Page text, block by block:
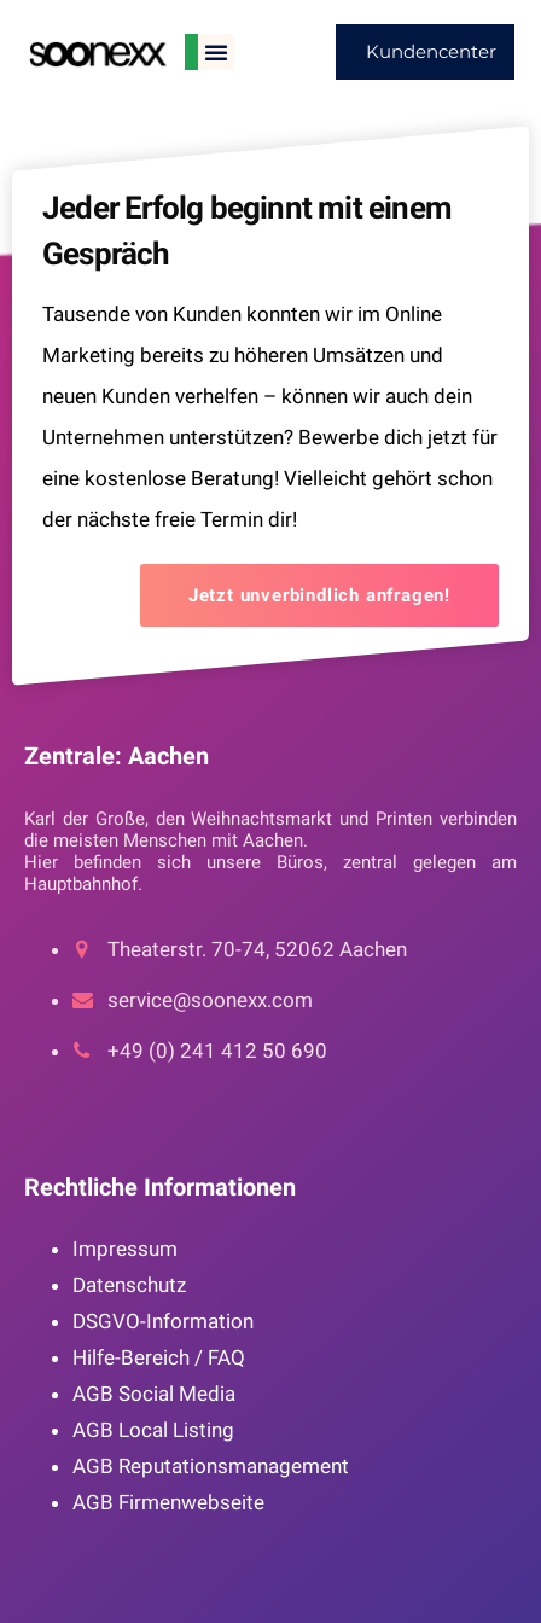
Kundencenter
Jeder Erfolg beginnt mit einem
Gespräch
Tausende von Kunden konnten wir im Online
Marketing bereits zu höheren Umsätzen und
neuen Kunden verhelfen – können wir auch dein
Unternehmen unterstützen? Bewerbe dich jetzt für
eine kostenlose Beratung! Vielleicht gehört schon
der nächste freie Termin dir!
Jetzt unverbindlich anfragen!
Zentrale: Aachen
Karl der Große, den Weihnachtsmarkt und Printen verbinden
die meisten Menschen mit Aachen.
Hier befinden sich unsere Büros, zentral gelegen am
Hauptbahnhof.
Theaterstr. 70-74, 52062 Aachen
service@soonexx.com
+49 (0) 241 412 50 690
Rechtliche Informationen
Impressum
Datenschutz
DSGVO-Information
Hilfe-Bereich / FAQ
AGB Social Media
AGB Local Listing
AGB Reputationsmanagement
AGB Firmenwebseite